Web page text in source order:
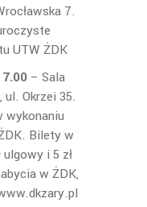
7.
UTW ŻDK
– Sala
Okrzei 35.
wykonaniu
Bilety w
ulgowy i 5 zł
w ŻDK,